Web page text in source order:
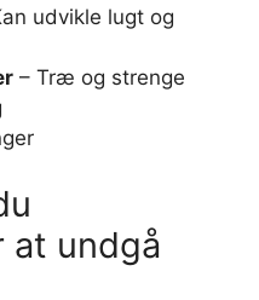
udvikle lugt og
– Træ og strenge
at undgå